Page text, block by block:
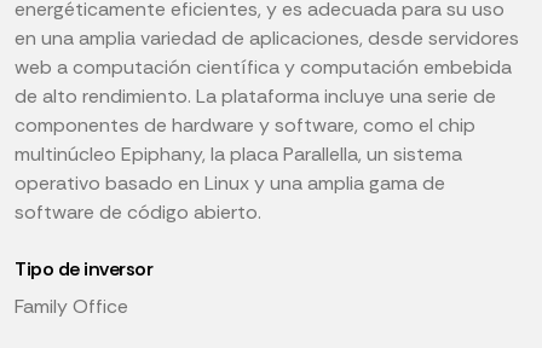
energéticamente eficientes, y es adecuada para su uso
en una amplia variedad de aplicaciones, desde servidores
web a computación científica y computación embebida
de alto rendimiento. La plataforma incluye una serie de
componentes de hardware y software, como el chip
multinúcleo Epiphany, la placa Parallella, un sistema
operativo basado en Linux y una amplia gama de
software de código abierto.
Tipo de inversor
Family Office